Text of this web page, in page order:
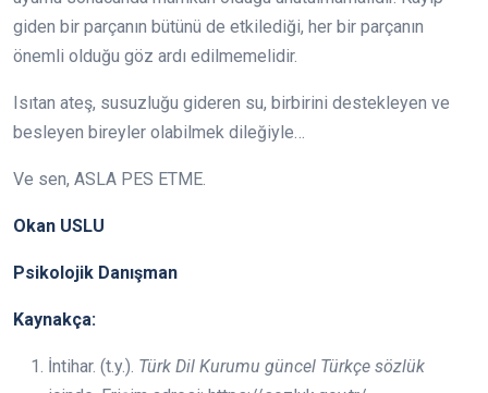
giden bir parçanın bütünü de etkilediği, her bir parçanın
önemli olduğu göz ardı edilmemelidir.
Isıtan ateş, susuzluğu gideren su, birbirini destekleyen ve
besleyen bireyler olabilmek dileğiyle…
Ve sen, ASLA PES ETME.
Okan USLU
Psikolojik Danışman
Kaynakça:
İntihar. (t.y.). Türk Dil Kurumu güncel Türkçe sözlük